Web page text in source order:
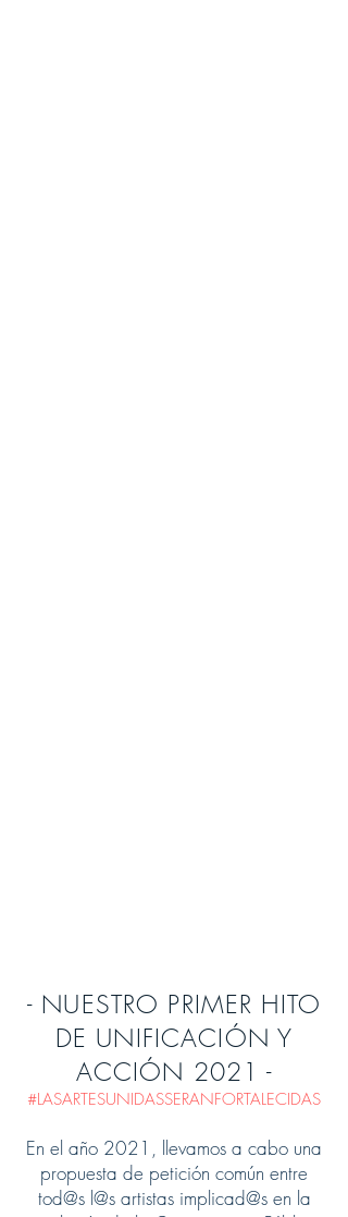
- NUESTRO PRIMER HITO
DE UNIFICACIÓN Y
ACCIÓN 2021 -
#LASARTESUNIDASSERANFORTALECIDAS
En el año 2021, llevamos a cabo una
propuesta de petición común entre
tod@s l@s artistas implicad@s en la